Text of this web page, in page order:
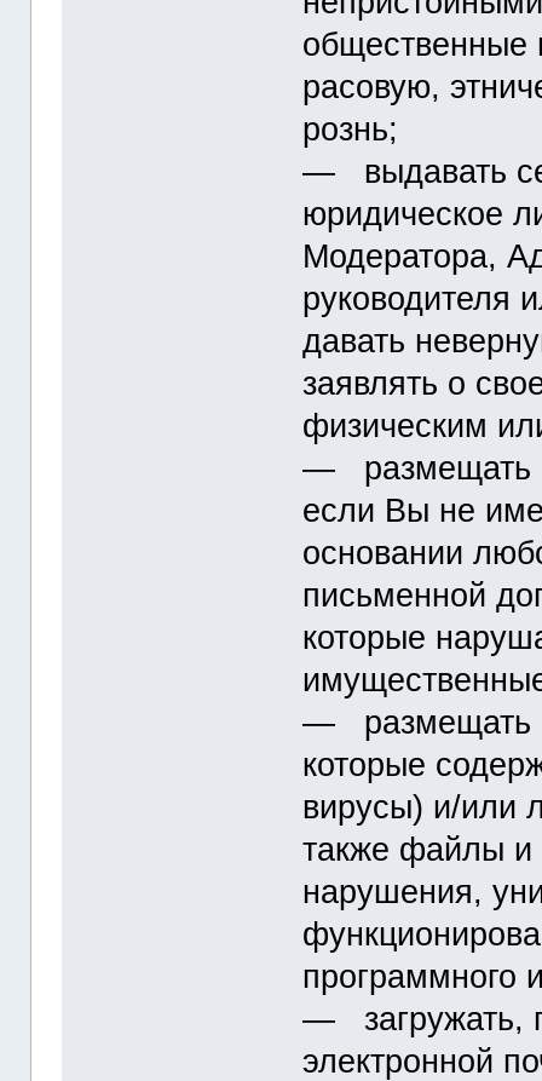
общественные
расовую,
рознь;
― выдавать
юридическое
Модератора,
руководителя
давать
заявлять о
физическим
― размещать
если Вы не
основании
письменной
которые
― размещать
которые
вирусы) и/или
также файлы и
нарушения,
программного
― загружать,
электронной